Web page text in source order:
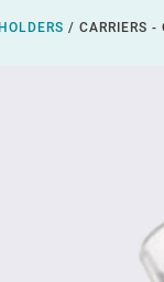
/ CARRIERS -